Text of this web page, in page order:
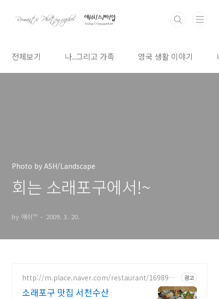
전체보기 나..그리고 가족 영국 생활 이야기
Photo by ASH/Landscape
회는 소래포구에서!~
by 애쉬™ 2009. 3. 20.
http://m.place.naver.com/restaurant/1698959
광고
소래포구 맛집 서천수산